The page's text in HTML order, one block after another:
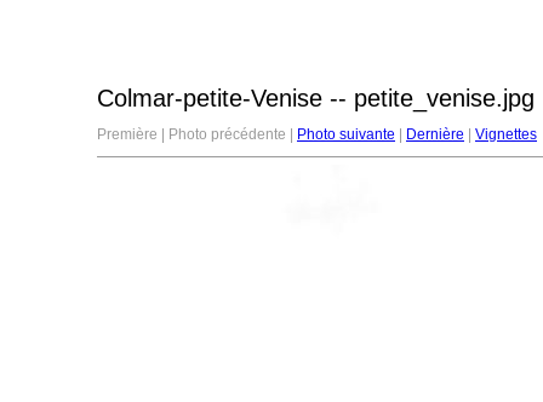
Colmar-petite-Venise -- petite_venise.jpg
Première | Photo précédente | Photo suivante Dernière Vignettes